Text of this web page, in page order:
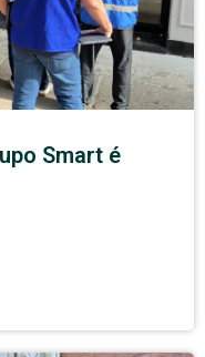
Smart é